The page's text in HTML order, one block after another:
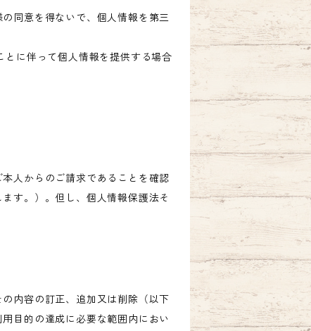
同意を得ないで、個人情報を第三
とに伴って個人情報を提供する場合
人からのご請求であることを確認
す。）。但し、個人情報保護法そ
内容の訂正、追加又は削除（以下
目的の達成に必要な範囲内におい